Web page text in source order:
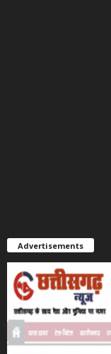
Advertisements